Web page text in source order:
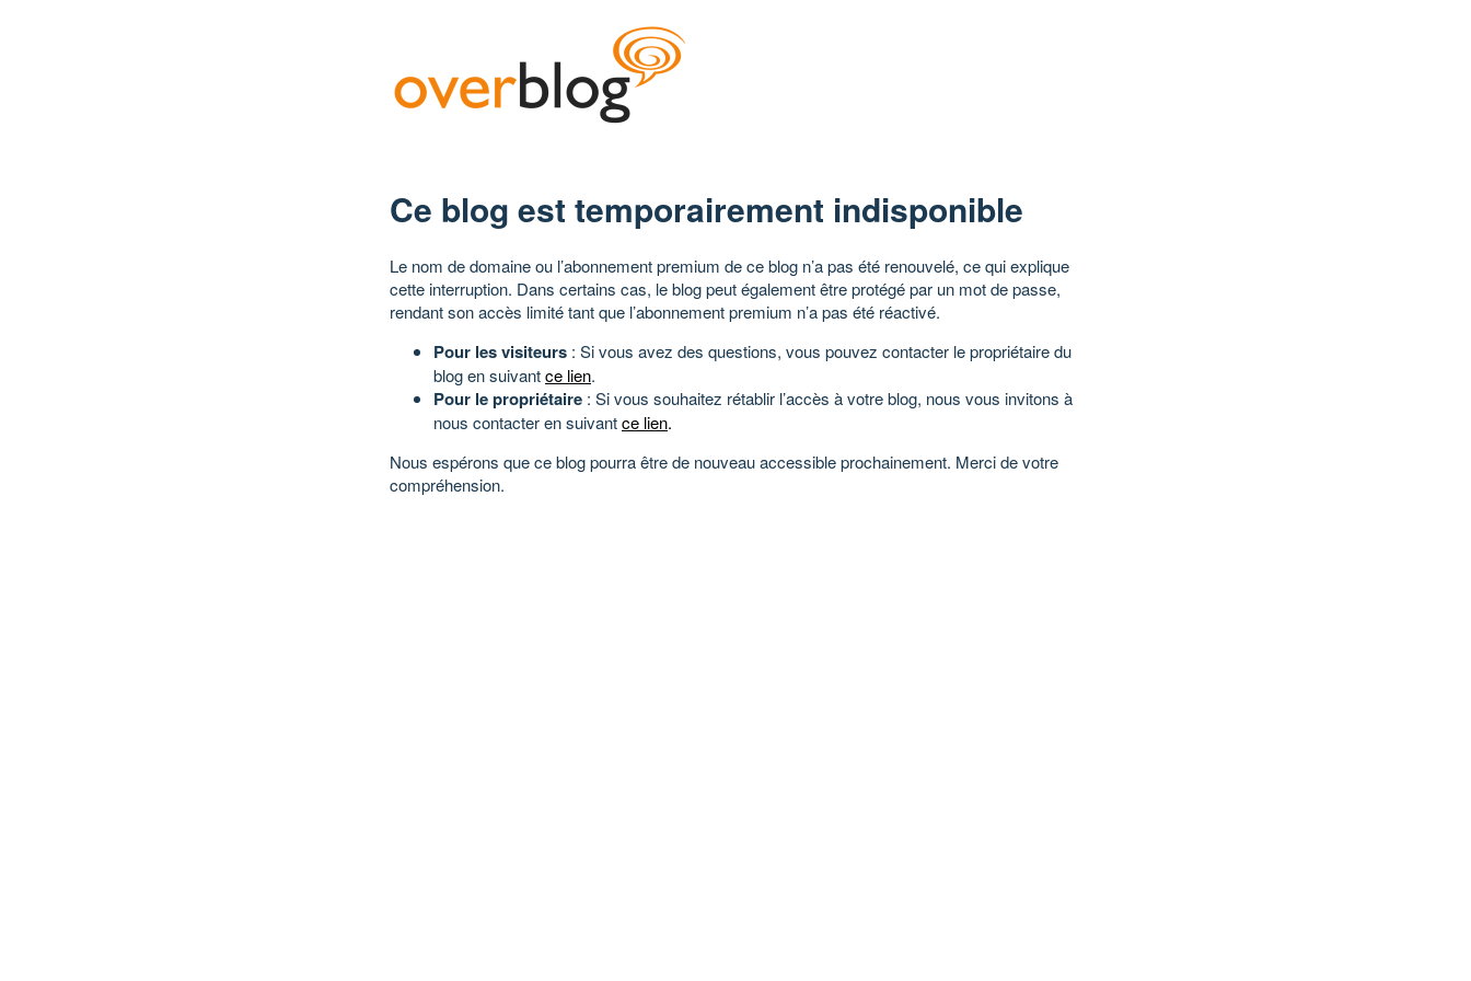
Ce blog est temporairement indisponible
Le nom de domaine ou l’abonnement premium de ce blog n’a pas été renouvelé, ce qui explique
cette interruption. Dans certains cas, le blog peut également être protégé par un mot de passe,
rendant son accès limité tant que l’abonnement premium n’a pas été réactivé.
Pour les visiteurs : Si vous avez des questions, vous pouvez contacter le propriétaire du
blog en suivantce lien.
Pour le propriétaire : Si vous souhaitez rétablir l’accès à votre blog, nous vous invitons à
nous contacter en suivantce lien.
Nous espérons que ce blog pourra être de nouveau accessible prochainement. Merci de votre
compréhension.